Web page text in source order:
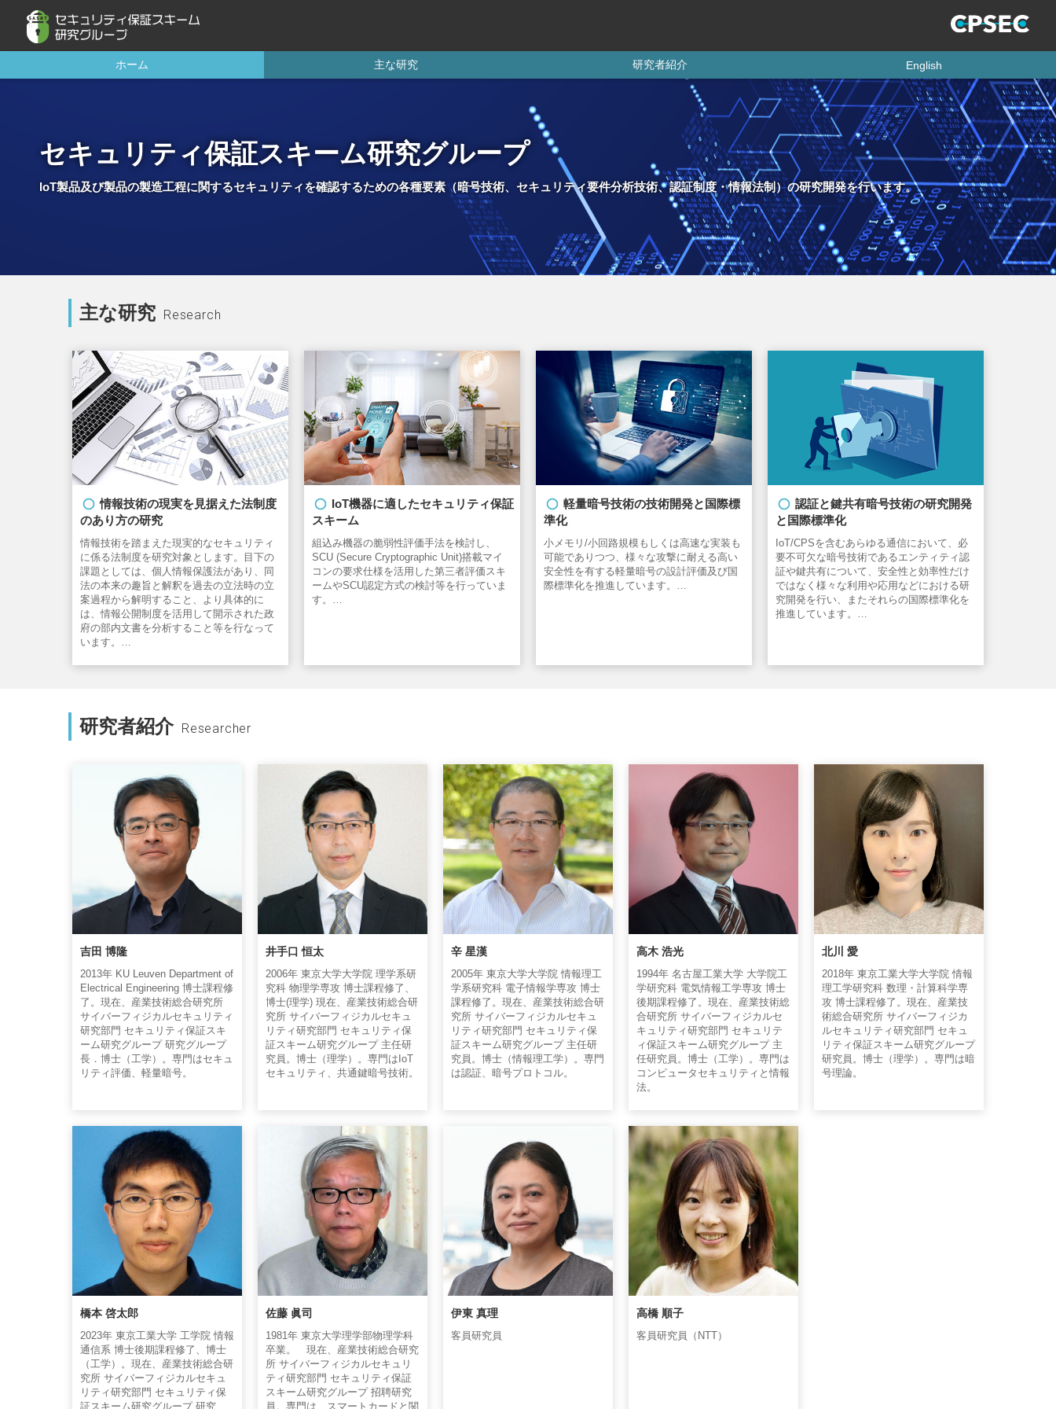
ホーム 主な研究 研究者紹介 English
セキュリティ保証スキーム研究グループ
IoT製品及び製品の製造工程に関するセキュリティを確認するための各種要素（暗号技術、セキュリティ要件分析技術、認証制度・情報法制）の研究開発を行います。
主な研究 Research
情報技術の現実を見据えた法制度
のあり方の研究
情報技術を踏まえた現実的なセキュリティ
に係る法制度を研究対象とします。目下の
課題としては、個人情報保護法があり、同
法の本来の趣旨と解釈を過去の立法時の立
案過程から解明すること、より具体的に
は、情報公開制度を活用して開示された政
府の部内文書を分析すること等を行なって
います。…
IoT機器に適したセキュリティ保証
スキーム
組込み機器の脆弱性評価手法を検討し、
SCU (Secure Cryptographic Unit)搭載マイ
コンの要求仕様を活用した第三者評価スキ
ームやSCU認定方式の検討等を行っていま
す。…
軽量暗号技術の技術開発と国際標
準化
小メモリ/小回路規模もしくは高速な実装も
可能でありつつ、様々な攻撃に耐える高い
安全性を有する軽量暗号の設計評価及び国
際標準化を推進しています。…
認証と鍵共有暗号技術の研究開発
と国際標準化
IoT/CPSを含むあらゆる通信において、必
要不可欠な暗号技術であるエンティティ認
証や鍵共有について、安全性と効率性だけ
ではなく様々な利用や応用などにおける研
究開発を行い、またそれらの国際標準化を
推進しています。…
研究者紹介 Researcher
吉田 博隆
2013年 KU Leuven Department of
Electrical Engineering 博士課程修
了。現在、産業技術総合研究所
サイバーフィジカルセキュリティ
研究部門 セキュリティ保証スキ
ーム研究グループ 研究グループ
長．博士（工学）。専門はセキュ
リティ評価、軽量暗号。
井手口 恒太
2006年 東京大学大学院 理学系研
究科 物理学専攻 博士課程修了、
博士(理学) 現在、産業技術総合研
究所 サイバーフィジカルセキュ
リティ研究部門 セキュリティ保
証スキーム研究グループ 主任研
究員。博士（理学）。専門はIoT
セキュリティ、共通鍵暗号技術。
辛 星漢
2005年 東京大学大学院 情報理工
学系研究科 電子情報学専攻 博士
課程修了。現在、産業技術総合研
究所 サイバーフィジカルセキュ
リティ研究部門 セキュリティ保
証スキーム研究グループ 主任研
究員。博士（情報理工学）。専門
は認証、暗号プロトコル。
高木 浩光
1994年 名古屋工業大学 大学院工
学研究科 電気情報工学専攻 博士
後期課程修了。現在、産業技術総
合研究所 サイバーフィジカルセ
キュリティ研究部門 セキュリテ
ィ保証スキーム研究グループ 主
任研究員。博士（工学）。専門は
コンピュータセキュリティと情報
法。
北川 愛
2018年 東京工業大学大学院 情報
理工学研究科 数理・計算科学専
攻 博士課程修了。現在、産業技
術総合研究所 サイバーフィジカ
ルセキュリティ研究部門 セキュ
リティ保証スキーム研究グループ
研究員。博士（理学）。専門は暗
号理論。
橋本 啓太郎
2023年 東京工業大学 工学院 情報
通信系 博士後期課程修了、博士
（工学）。現在、産業技術総合研
究所 サイバーフィジカルセキュ
リティ研究部門 セキュリティ保
証スキーム研究グループ 研究
佐藤 眞司
1981年 東京大学理学部物理学科
卒業。 現在、産業技術総合研究
所 サイバーフィジカルセキュリ
ティ研究部門 セキュリティ保証
スキーム研究グループ 招聘研究
員。専門は、スマートカードと関
伊東 真理
客員研究員
高橋 順子
客員研究員（NTT）